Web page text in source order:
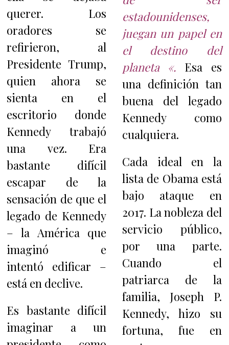
querer. Los
oradores se
refirieron, al
Presidente Trump,
quien ahora se
sienta en el
escritorio donde
Kennedy trabajó
una vez. Era
bastante difícil
escapar de la
sensación de que el
legado de Kennedy
– la América que
imaginó e
intentó edificar –
está en declive.
Es bastante difícil
imaginar a un
estadounidenses,
juegan un papel en
el destino del
planeta «. Esa es
una definición tan
buena del legado
Kennedy como
cualquiera.
Cada ideal en la
lista de Obama está
bajo ataque en
2017. La nobleza del
servicio público,
por una parte.
Cuando el
patriarca de la
familia, Joseph P.
Kennedy, hizo su
fortuna, fue en